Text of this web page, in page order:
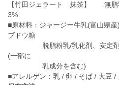
【竹田ジェラート 抹茶】 無脂
3%
■原材料：ジャージー牛乳(富山県産
ブドウ糖
脱脂粉乳/乳化剤、安定剤(増
(一部に
乳成分を含む)